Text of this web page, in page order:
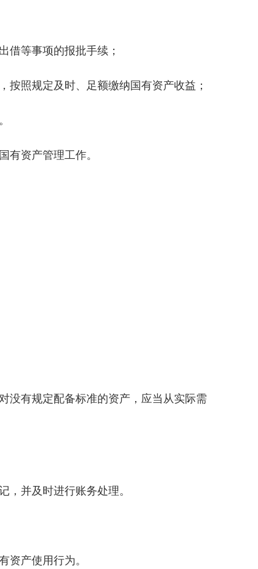
借等事项的报批手续；
按照规定及时、足额缴纳国有资产收益；
资产管理工作。
有规定配备标准的资产，应当从实际需
并及时进行账务处理。
产使用行为。